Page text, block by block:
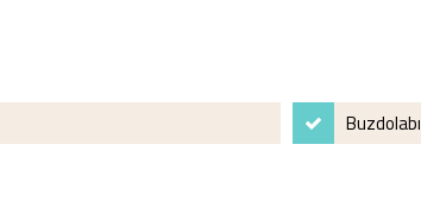
Buzdolabı